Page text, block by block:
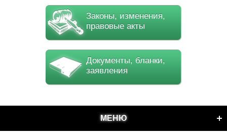
Законы, изменения,
правовые акты
Документы, бланки,
заявления
МЕНЮ